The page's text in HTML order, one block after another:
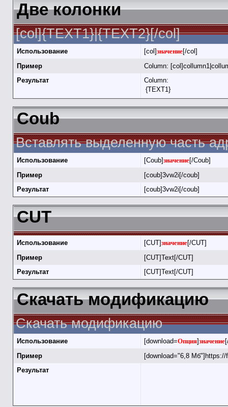
Две колонки
[col]{TEXT1}|{TEXT2}[/col]
Использование [col]значение[/col]
Пример
Column:
Результат
Column:
{TEXT1}
Coub
Вставлять выделенную часть
Использование [Coub]значение[/Coub]
Пример
[coub]3vw2i[/coub]
Результат
[coub]3vw2i[/coub]
CUT
Использование [CUT]значение[/CUT]
Пример
[CUT]Text[/CUT]
Результат
[CUT]Text[/CUT]
Скачать модификацию
Скачать модификацию
Использование [download=Опция]значение
Пример
[download="6,8 Мб"]https://
Результат